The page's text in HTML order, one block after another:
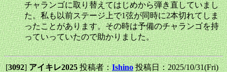
チャランゴに取り替えてはじめから弾き直していまし
た。私も以前ステージ上で1弦が同時に2本切れてしま
ったことがあります。その時は予備のチャランゴを持
っていっていたので助かりました。
[3092]アイキレ2025投稿者：Ishino 投稿日：2025/10/31(Fri)